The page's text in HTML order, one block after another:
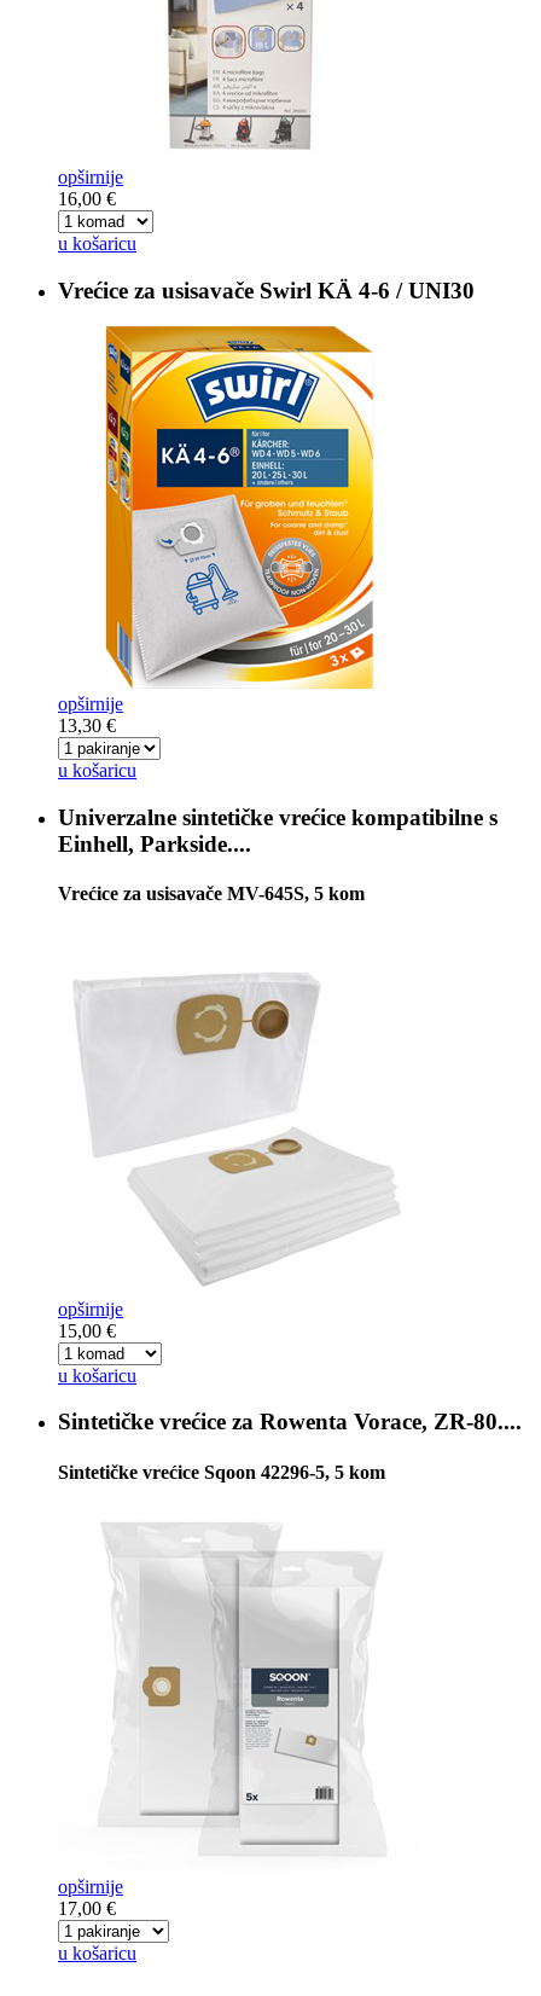
opširnije
16,00 €
u košaricu
Vrećice za usisavače Swirl KÄ 4-6 / UNI30
opširnije
13,30 €
u košaricu
Univerzalne sintetičke vrećice kompatibilne s
Einhell, Parkside....
Vrećice za usisavače MV-645S, 5 kom
opširnije
15,00 €
u košaricu
Sintetičke vrećice za Rowenta Vorace, ZR-80....
Sintetičke vrećice Sqoon 42296-5, 5 kom
opširnije
17,00 €
u košaricu